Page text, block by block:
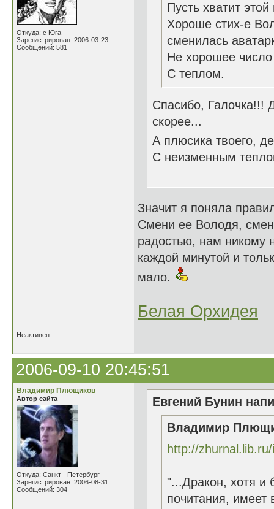
Откуда: с Юга
Зарегистрирован: 2006-03-23
Сообщений: 581
Пусть хватит
Хороше стих-е
сменилась
Не хорошее число
С теплом.
Спасибо, Галочка!!!
скорее...
А плюсика твоего,
С неизменным
Значит я поняла
Смени ее Володя,
радостью, нам никому
каждой минутой и
мало.
Белая Орхидея
Неактивен
2006-09-10 20:45:51
Владимир Плющиков
Автор сайта
Откуда: Санкт - Петербург
Зарегистрирован: 2006-08-31
Сообщений: 304
Евгений Бунин
Владимир
http://
"...Дракон, хотя и
почитания, имеет